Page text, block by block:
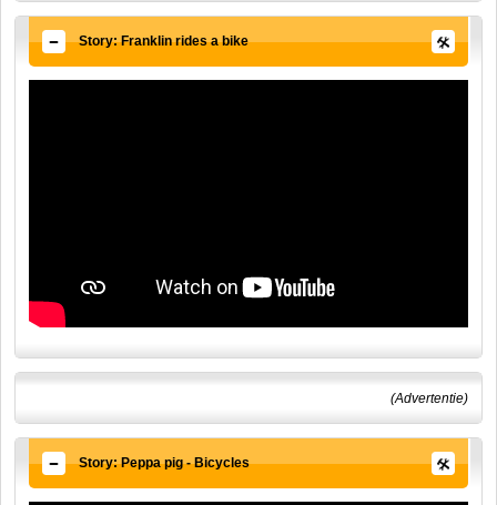
Story: Franklin rides a bike
(Advertentie)
Story: Peppa pig - Bicycles